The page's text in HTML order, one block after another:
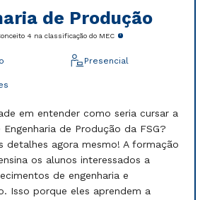
de Produção
4 na classificação do MEC
Presencial
em entender como seria cursar a
de Produção da FSG?
detalhes agora mesmo! A formação
os alunos interessados a
de engenharia e
Isso porque eles aprendem a